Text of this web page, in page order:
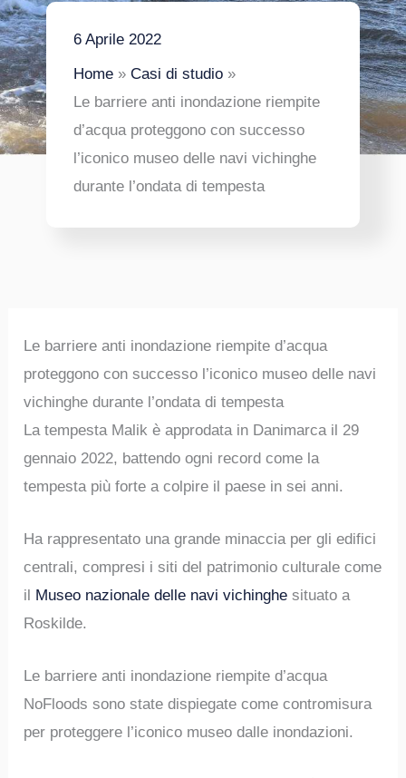
6 Aprile 2022
Home
Casi di studio
Le barriere anti inondazione riempite
d’acqua proteggono con successo
l’iconico museo delle navi vichinghe
durante l’ondata di tempesta
Le barriere anti inondazione riempite d’acqua
proteggono con successo l’iconico museo delle navi
vichinghe durante l’ondata di tempesta
La tempesta Malik è approdata in Danimarca il 29
gennaio 2022, battendo ogni record come la
tempesta più forte a colpire il paese in sei anni.
Ha rappresentato una grande minaccia per gli edifici
centrali, compresi i siti del patrimonio culturale come
il Museo nazionale delle navi vichinghe situato a
Roskilde.
Le barriere anti inondazione riempite d’acqua
NoFloods sono state dispiegate come contromisura
per proteggere l’iconico museo dalle inondazioni.